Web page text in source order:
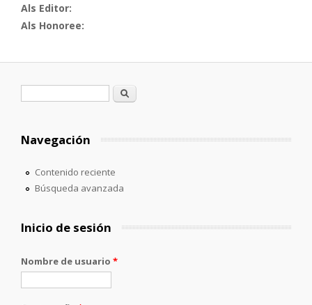
Als Editor:
Als Honoree:
Formulario de búsqueda
Buscar
Navegación
Contenido reciente
Búsqueda avanzada
Inicio de sesión
Nombre de usuario *